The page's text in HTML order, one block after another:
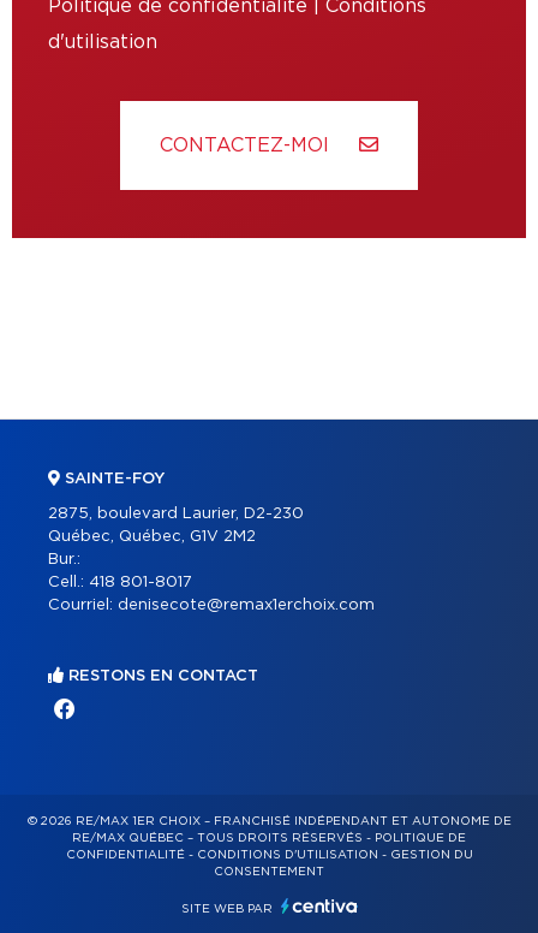
Politique de confidentialité
Conditions
d'utilisation
CONTACTEZ-MOI
SAINTE-FOY
2875, boulevard Laurier, D2-230
Québec, Québec, G1V 2M2
Bur.:
Cell.: 418 801-8017
Courriel: denisecote@remax1erchoix.com
RESTONS EN CONTACT
© 2026 RE/MAX 1ER CHOIX – FRANCHISÉ INDÉPENDANT ET AUTONOME DE
RE/MAX QUÉBEC – TOUS DROITS RÉSERVÉS - POLITIQUE DE
CONFIDENTIALITÉ- CONDITIONS D'UTILISATION - GESTION DU
CONSENTEMENT
SITE WEB PAR